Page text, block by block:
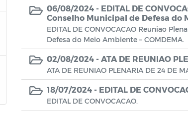
06/08/2024 - EDITAL DE
Conselho Municipal de Defesa do
EDITAL DE CONVOCACAO Reuniao
Defesa do Meio Ambiente – COMDEMA.
02/08/2024 - ATA DE REUNIAO
ATA DE REUNIAO PLENARIA DE 24 DE
18/07/2024 - EDITAL DE
EDITAL DE CONVOCACAO.